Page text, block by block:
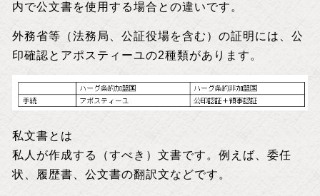
内で公文書を使用する場合との違いです。
外務省等（法務局、公証役場を含む）の証明には、公
印確認とアポスティーユの2種類があります。
私文書とは
私人が作成する（すべき）文書です。例えば、委任
状、履歴書、公文書の翻訳文などです。